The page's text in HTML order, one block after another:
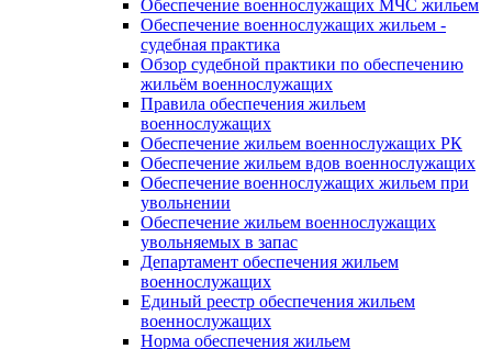
Обеспечение военнослужащих МЧС жильем
Обеспечение военнослужащих жильем -
судебная практика
Обзор судебной практики по обеспечению
жильём военнослужащих
Правила обеспечения жильем
военнослужащих
Обеспечение жильем военнослужащих РК
Обеспечение жильем вдов военнослужащих
Обеспечение военнослужащих жильем при
увольнении
Обеспечение жильем военнослужащих
увольняемых в запас
Департамент обеспечения жильем
военнослужащих
Единый реестр обеспечения жильем
военнослужащих
Норма обеспечения жильем